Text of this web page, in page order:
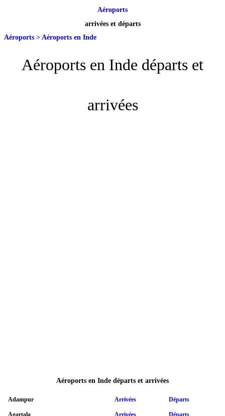
Aéroports
arrivées et départs
Aéroports > Aéroports en Inde
Aéroports en Inde départs et
arrivées
Aéroports en Inde départs et arrivées
Adampur Arrivées Départs
Agartala Arrivées Départs